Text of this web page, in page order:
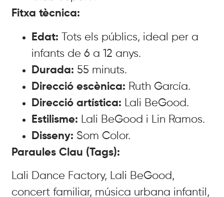
Fitxa tècnica:
Edat: Tots els públics, ideal per a
infants de 6 a 12 anys.
Durada: 55 minuts.
Direcció escènica: Ruth García.
Direcció artística: Lali BeGood.
Estilisme: Lali BeGood i Lin Ramos.
Disseny: Som Color.
Paraules Clau (Tags):
Lali Dance Factory, Lali BeGood,
concert familiar, música urbana infantil,